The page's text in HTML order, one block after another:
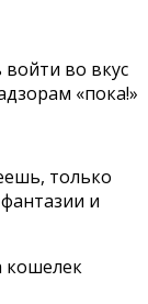
во вкус
«пока!»
только
и
кошелек